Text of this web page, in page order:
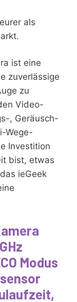
als
ist eine
zuverlässige
zu
Video-
, Geräusch-
Wege-
Investition
bist, etwas
ieGeek
Modus